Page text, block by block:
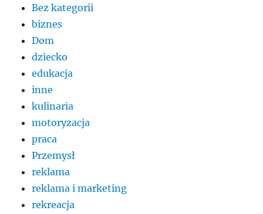
Bez kategorii
biznes
Dom
dziecko
edukacja
inne
kulinaria
motoryzacja
praca
Przemysł
reklama
reklama i marketing
rekreacja